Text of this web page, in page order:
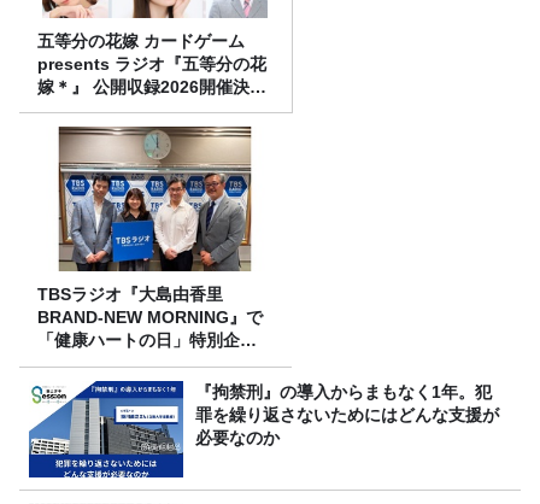
五等分の花嫁 カードゲーム
presents ラジオ『五等分の花
嫁＊』 公開収録2026開催決
定！
TBSラジオ『大島由香里
BRAND-NEW MORNING』で
「健康ハートの日」特別企画
を8/10（月）に放送
『拘禁刑』の導入からまもなく1年。犯
罪を繰り返さないためにはどんな支援が
必要なのか